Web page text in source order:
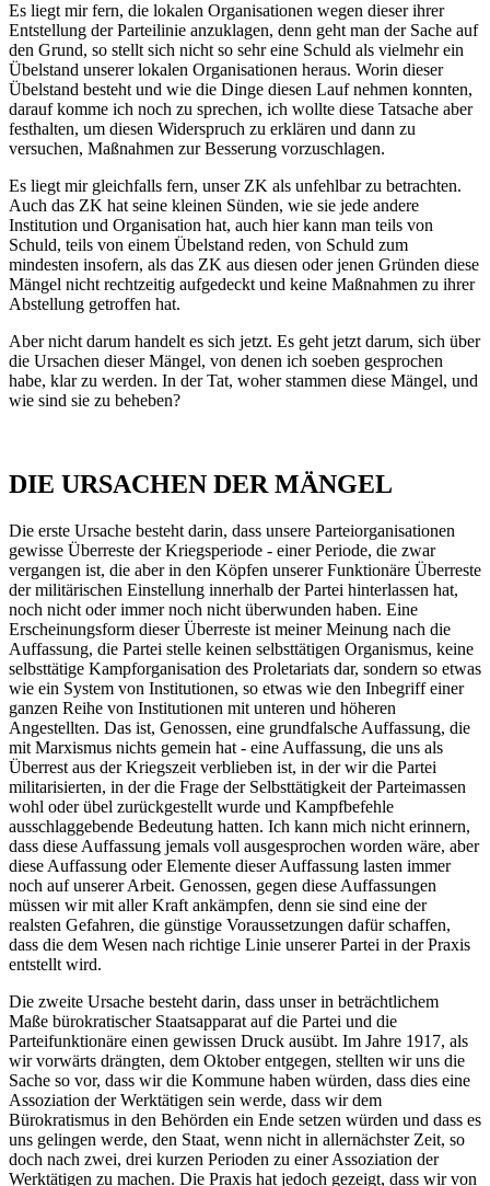
Es liegt mir fern, die lokalen Organisationen wegen dieser ihrer
Entstellung der Parteilinie anzuklagen, denn geht man der Sache auf
den Grund, so stellt sich nicht so sehr eine Schuld als vielmehr ein
Übelstand unserer lokalen Organisationen heraus. Worin dieser
Übelstand besteht und wie die Dinge diesen Lauf nehmen konnten,
darauf komme ich noch zu sprechen, ich wollte diese Tatsache aber
festhalten, um diesen Widerspruch zu erklären und dann zu
versuchen, Maßnahmen zur Besserung vorzuschlagen.
Es liegt mir gleichfalls fern, unser ZK als unfehlbar zu betrachten.
Auch das ZK hat seine kleinen Sünden, wie sie jede andere
Institution und Organisation hat, auch hier kann man teils von
Schuld, teils von einem Übelstand reden, von Schuld zum
mindesten insofern, als das ZK aus diesen oder jenen Gründen diese
Mängel nicht rechtzeitig aufgedeckt und keine Maßnahmen zu ihrer
Abstellung getroffen hat.
Aber nicht darum handelt es sich jetzt. Es geht jetzt darum, sich über
die Ursachen dieser Mängel, von denen ich soeben gesprochen
habe, klar zu werden. In der Tat, woher stammen diese Mängel, und
wie sind sie zu beheben?
DIE URSACHEN DER MÄNGEL
Die erste Ursache besteht darin, dass unsere Parteiorganisationen
gewisse Überreste der Kriegsperiode - einer Periode, die zwar
vergangen ist, die aber in den Köpfen unserer Funktionäre Überreste
der militärischen Einstellung innerhalb der Partei hinterlassen hat,
noch nicht oder immer noch nicht überwunden haben. Eine
Erscheinungsform dieser Überreste ist meiner Meinung nach die
Auffassung, die Partei stelle keinen selbsttätigen Organismus, keine
selbsttätige Kampforganisation des Proletariats dar, sondern so etwas
wie ein System von Institutionen, so etwas wie den Inbegriff einer
ganzen Reihe von Institutionen mit unteren und höheren
Angestellten. Das ist, Genossen, eine grundfalsche Auffassung, die
mit Marxismus nichts gemein hat - eine Auffassung, die uns als
Überrest aus der Kriegszeit verblieben ist, in der wir die Partei
militarisierten, in der die Frage der Selbsttätigkeit der Parteimassen
wohl oder übel zurückgestellt wurde und Kampfbefehle
ausschlaggebende Bedeutung hatten. Ich kann mich nicht erinnern,
dass diese Auffassung jemals voll ausgesprochen worden wäre, aber
diese Auffassung oder Elemente dieser Auffassung lasten immer
noch auf unserer Arbeit. Genossen, gegen diese Auffassungen
müssen wir mit aller Kraft ankämpfen, denn sie sind eine der
realsten Gefahren, die günstige Voraussetzungen dafür schaffen,
dass die dem Wesen nach richtige Linie unserer Partei in der Praxis
entstellt wird.
Die zweite Ursache besteht darin, dass unser in beträchtlichem
Maße bürokratischer Staatsapparat auf die Partei und die
Parteifunktionäre einen gewissen Druck ausübt. Im Jahre 1917, als
wir vorwärts drängten, dem Oktober entgegen, stellten wir uns die
Sache so vor, dass wir die Kommune haben würden, dass dies eine
Assoziation der Werktätigen sein werde, dass wir dem
Bürokratismus in den Behörden ein Ende setzen würden und dass es
uns gelingen werde, den Staat, wenn nicht in allernächster Zeit, so
doch nach zwei, drei kurzen Perioden zu einer Assoziation der
Werktätigen zu machen. Die Praxis hat jedoch gezeigt, dass wir von